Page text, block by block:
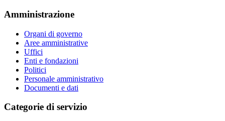
Amministrazione
Organi di governo
Aree amministrative
Uffici
Enti e fondazioni
Politici
Personale amministrativo
Documenti e dati
Categorie di servizio